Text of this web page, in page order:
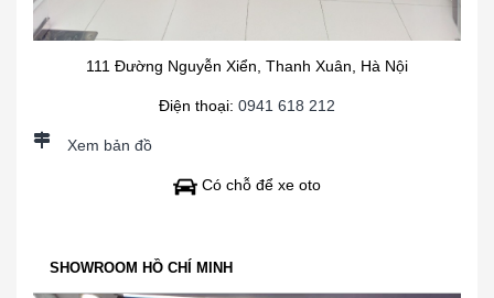
111 Đường Nguyễn Xiển, Thanh Xuân, Hà Nội
Điện thoại: 0941 618 212
Xem bản đồ
Có chỗ để xe oto
SHOWROOM HỒ CHÍ MINH